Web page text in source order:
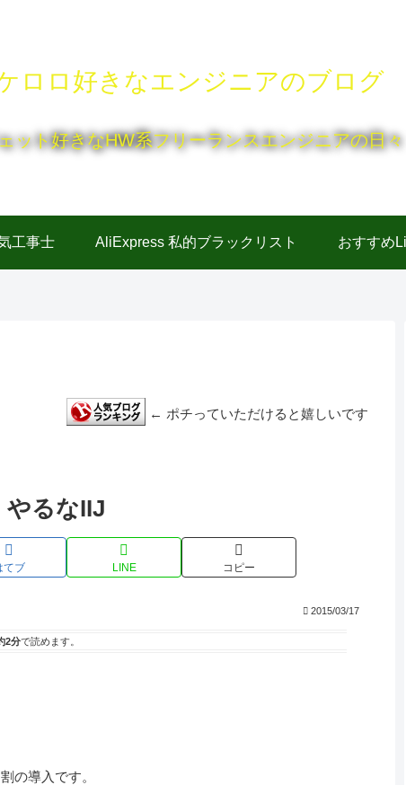
ット好きなHW系フリーランスエンジニアの日々
工事士 AliExpress 私的ブラックリスト おすすめ
← ポチっていただけると嬉しいです
るなIIJ
てブ LINE コピー
2015/03/17
2分で読めます。
の導入です。